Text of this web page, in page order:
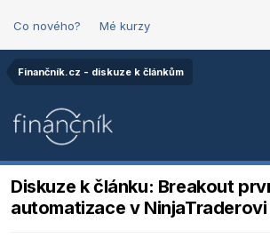
Co nového? Mé kurzy
Finančník.cz - diskuze k článkům
Diskuze k článku: Breakout
automatizace v NinjaTraderovi